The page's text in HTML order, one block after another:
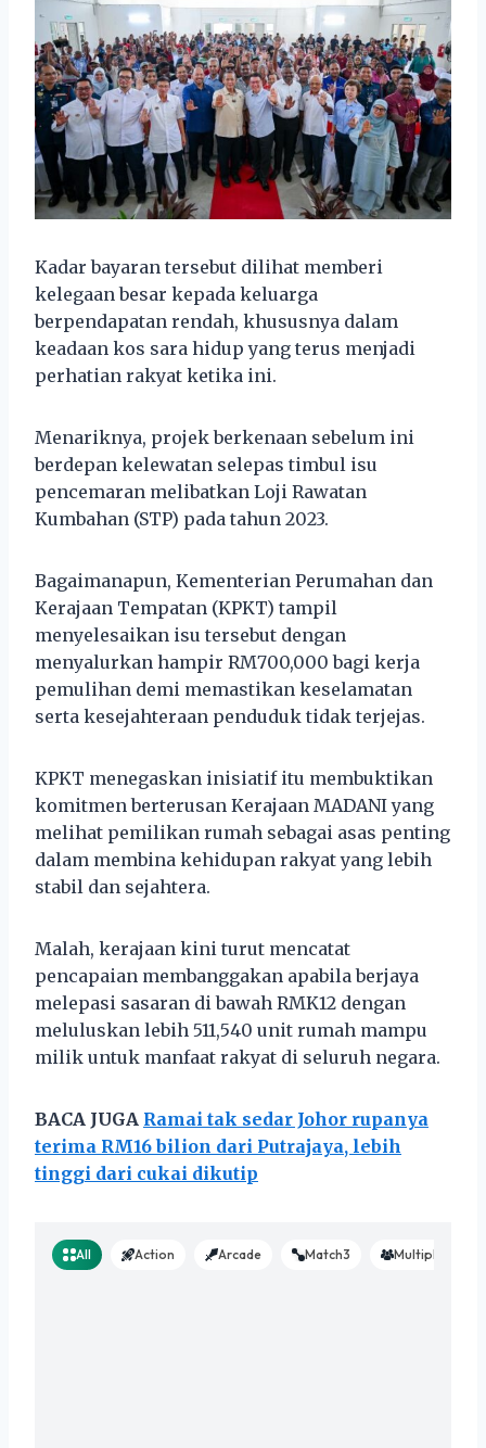
Kadar bayaran tersebut dilihat memberi
kelegaan besar kepada keluarga
berpendapatan rendah, khususnya dalam
keadaan kos sara hidup yang terus menjadi
perhatian rakyat ketika ini.
Menariknya, projek berkenaan sebelum ini
berdepan kelewatan selepas timbul isu
pencemaran melibatkan Loji Rawatan
Kumbahan (STP) pada tahun 2023.
Bagaimanapun, Kementerian Perumahan dan
Kerajaan Tempatan (KPKT) tampil
menyelesaikan isu tersebut dengan
menyalurkan hampir RM700,000 bagi kerja
pemulihan demi memastikan keselamatan
serta kesejahteraan penduduk tidak terjejas.
KPKT menegaskan inisiatif itu membuktikan
komitmen berterusan Kerajaan MADANI yang
melihat pemilikan rumah sebagai asas penting
dalam membina kehidupan rakyat yang lebih
stabil dan sejahtera.
Malah, kerajaan kini turut mencatat
pencapaian membanggakan apabila berjaya
melepasi sasaran di bawah RMK12 dengan
meluluskan lebih 511,540 unit rumah mampu
milik untuk manfaat rakyat di seluruh negara.
BACA JUGA Ramai tak sedar Johor rupanya
terima RM16 bilion dari Putrajaya, lebih
tinggi dari cukai dikutip